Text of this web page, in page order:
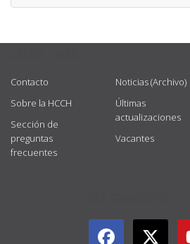
Contacto
Sobre la HCCH
Sección de
preguntas
frecuentes
Noticias (Archivo)
Últimas
actualizaciones
Vacantes